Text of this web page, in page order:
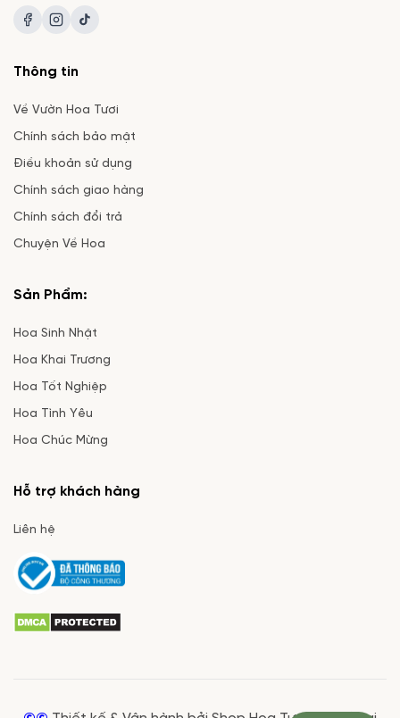
Thông tin
Về Vườn Hoa Tươi
Chính sách bảo mật
Điều khoản sử dụng
Chính sách giao hàng
Chính sách đổi trả
Chuyện Về Hoa
Sản Phẩm:
Hoa Sinh Nhật
Hoa Khai Trương
Hoa Tốt Nghiệp
Hoa Tình Yêu
Hoa Chúc Mừng
Hỗ trợ khách hàng
Liên hệ